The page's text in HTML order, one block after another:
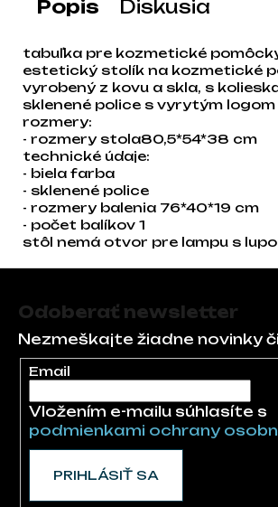
Popis Diskusia
tabuľka pre kozmetické
estetický stolík na kozmetické
vyrobený z kovu a skla, s
sklenené police s vyrytým logom
rozmery:
- rozmery stola80,5*54*38 cm
technické údaje:
- biela farba
- sklenené police
- rozmery balenia 76*40*19 cm
- počet balíkov 1
stôl nemá otvor pre lampu s
Odoberať newsletter
Nezmeškajte žiadne novinky
Email
Vložením e-mailu súhlasíte s
podmienkami ochrany
PRIHLÁSIŤ SA